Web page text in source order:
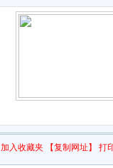
加入收藏夹 【复制网址】 打